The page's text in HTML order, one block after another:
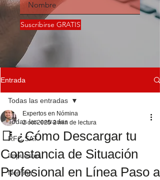
Suscribirse GRATIS
Entrada
Todas las entradas
RFC SAT
Impuestos
Nómina
Todas las entradas
📑 ¿Cómo Descargar tu
Constancia de Situación
Profesional en Línea Paso a
Expertos en Nómina
2 oct 2025 2 min de lectura